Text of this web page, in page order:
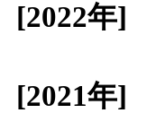
[2022年]
[2021年]